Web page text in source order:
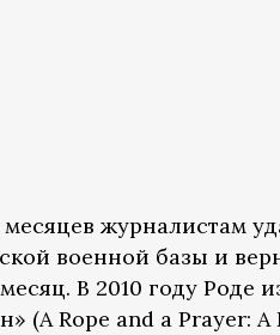
журналистам
военной базы и
В 2010 году Роде
(A Rope and a Prayer: